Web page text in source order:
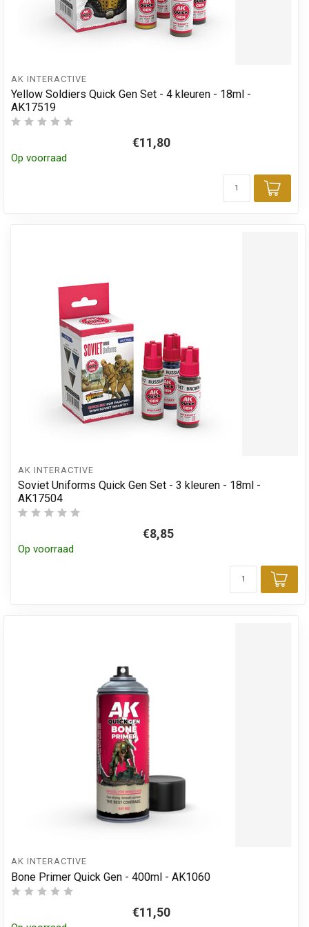
AK INTERACTIVE
Yellow Soldiers Quick Gen Set - 4 kleuren - 18ml -
AK17519
€11,80
Op voorraad
AK INTERACTIVE
Soviet Uniforms Quick Gen Set - 3 kleuren - 18ml -
AK17504
€8,85
Op voorraad
AK INTERACTIVE
Bone Primer Quick Gen - 400ml - AK1060
€11,50